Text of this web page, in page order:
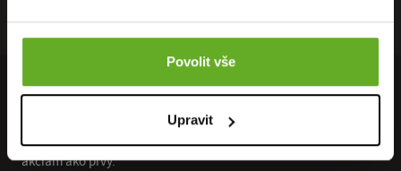
Povolit vše
Upravit
akciám ako prvý.